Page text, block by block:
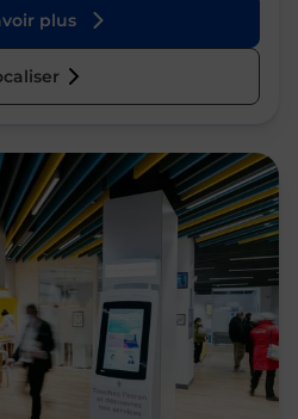
plus